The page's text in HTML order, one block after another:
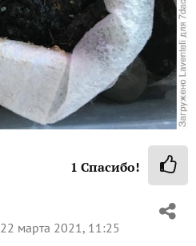
1 Спасибо!
22 марта 2021, 11:25